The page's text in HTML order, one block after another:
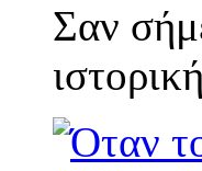
Σαν